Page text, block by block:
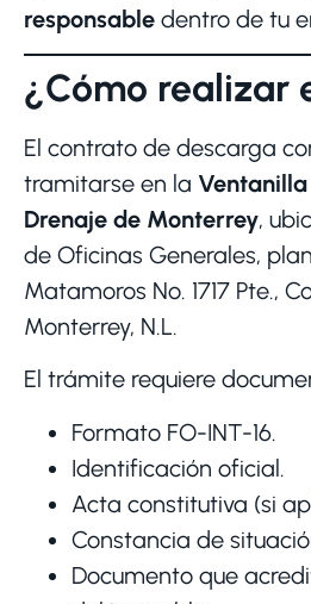
responsable dentro de tu
¿Cómo realizar
El contrato de descarga
tramitarse en la
Drenaje de Monterrey,
de Oficinas Generales,
Matamoros No. 1717 Pte.,
Monterrey, N.L.
El trámite requiere
Formato FO-INT-16.
Identificación oficial.
Acta constitutiva (si
Constancia de
Documento que